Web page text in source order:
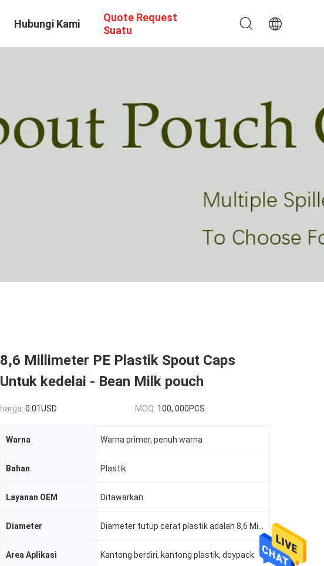
Hubungi Kami
Quote Request
Suatu
8,6 Millimeter PE Plastik Spout Caps
Untuk kedelai - Bean Milk pouch
harga: 0.01USD MOQ: 100, 000PCS
Warna Warna primer, penuh warna
Bahan Plastik
Layanan OEM Ditawarkan
Diameter
Area Aplikasi Kantong berdiri, kantong plastik, doypack